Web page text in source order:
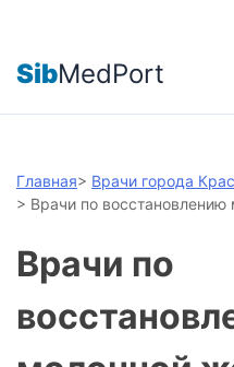
SibMedPort
Главная> Врачи города
> Врачи по
Врачи по